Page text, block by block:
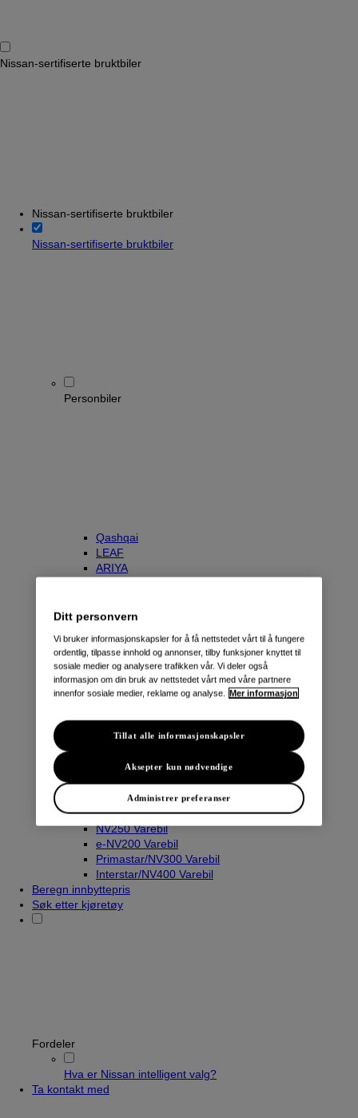
Nissan-sertifiserte bruktbiler
Nissan-sertifiserte bruktbiler
Nissan-sertifiserte bruktbiler
Personbiler
Qashqai
LEAF
ARIYA
e-NV200 Evalia
Navara
Townstar Varebil
Townstar El-Varebil
NV250 Varebil
e-NV200 Varebil
Primastar/NV300 Varebil
Interstar/NV400 Varebil
Beregn innbyttepris
Søk etter kjøretøy
Fordeler
Hva er Nissan intelligent valg?
Ta kontakt med
Ditt personvern
Vi bruker informasjonskapsler for å få nettstedet vårt til å fungere
ordentlig, tilpasse innhold og annonser, tilby funksjoner knyttet til
sosiale medier og analysere trafikken vår. Vi deler også
informasjon om din bruk av nettstedet vårt med våre partnere
innenfor sosiale medier, reklame og analyse. Mer informasjon
Administrer preferanser
Aksepter kun nødvendige
Tillat alle informasjonskapsler